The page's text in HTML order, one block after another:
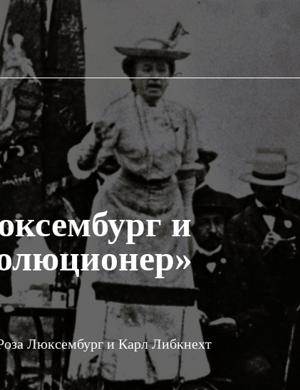
и
Люксембург и Карл Либкнехт